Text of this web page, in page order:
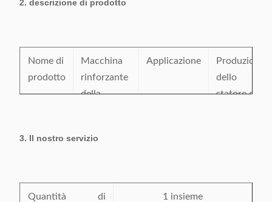
Certificazione: CE/SGS/BV/ISO9001
2. descrizione di prodotto
Nome di
prodotto
Macchina
rinforzante
della
statore
Applicazione
Produzione
dello
statore del
Tempo
Un anno
Servizio
3. Il nostro servizio
Quantità di
1 insieme